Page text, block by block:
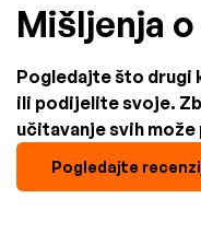
Mišljenja
Pogledajte što drugi
ili podijelite svoje.
učitavanje svih
Pogledajte